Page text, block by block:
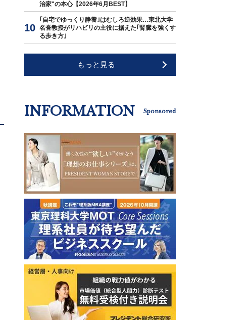
治家"の本心【2026年6月BEST】
｢自宅でゆっくり静養｣はむしろ逆効果…東北大学
名誉教授がリハビリの主役に据えた｢腎臓を強くす
る歩き方｣
もっと見る
INFORMATION Sponsored